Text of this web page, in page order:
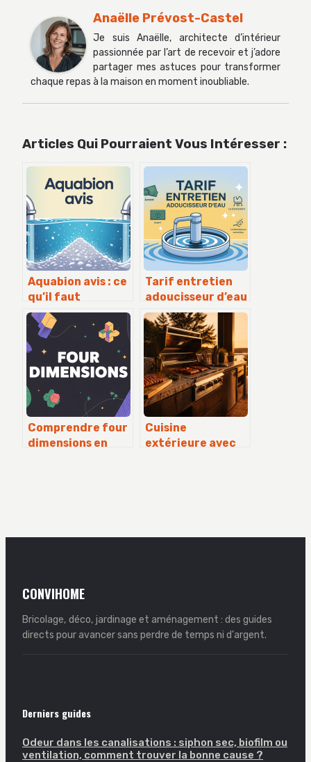
Anaëlle Prévost-Castel
Je suis Anaëlle, architecte d’intérieur
passionnée par l’art de recevoir et j’adore
partager mes astuces pour transformer
chaque repas à la maison en moment inoubliable.
Articles Qui Pourraient Vous Intéresser :
Aquabion avis : ce
qu’il faut
vraiment savoir
avant d’acheter
Tarif entretien
adoucisseur d’eau
: combien prévoir
et comment
payer le juste prix
Comprendre four
dimensions en
Cuisine
extérieure avec
CONVIHOME
Bricolage, déco, jardinage et aménagement : des guides
directs pour avancer sans perdre de temps ni d'argent.
Derniers guides
Odeur dans les canalisations : siphon sec, biofilm ou
ventilation, comment trouver la bonne cause ?